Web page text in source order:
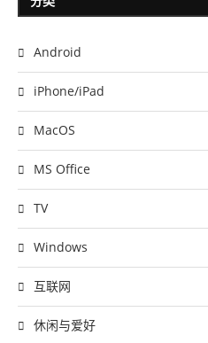
Android
iPhone/iPad
MacOS
MS Office
TV
Windows
互联网
休闲与爱好